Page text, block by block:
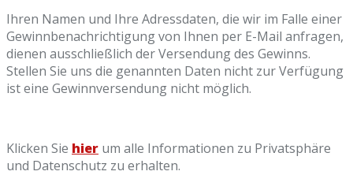
Ihren Namen und Ihre Adressdaten, die wir im Falle einer
Gewinnbenachrichtigung von Ihnen per E-Mail anfragen,
dienen ausschließlich der Versendung des Gewinns.
Stellen Sie uns die genannten Daten nicht zur Verfügung
ist eine Gewinnversendung nicht möglich.
Klicken Sie hier um alle Informationen zu Privatsphäre
und Datenschutz zu erhalten.